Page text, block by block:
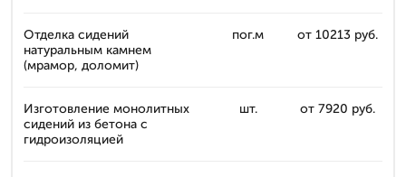
Отделка сидений
натуральным камнем
(мрамор, доломит)
пог.м от 10213 руб.
Изготовление монолитных
сидений из бетона с
гидроизоляцией
шт. от 7920 руб.